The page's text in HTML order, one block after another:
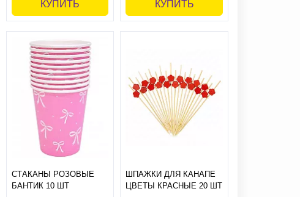
КУПИТЬ КУПИТЬ
СТАКАНЫ РОЗОВЫЕ
БАНТИК 10 ШТ
ШПАЖКИ ДЛЯ КАНАПЕ
ЦВЕТЫ КРАСНЫЕ 20 ШТ